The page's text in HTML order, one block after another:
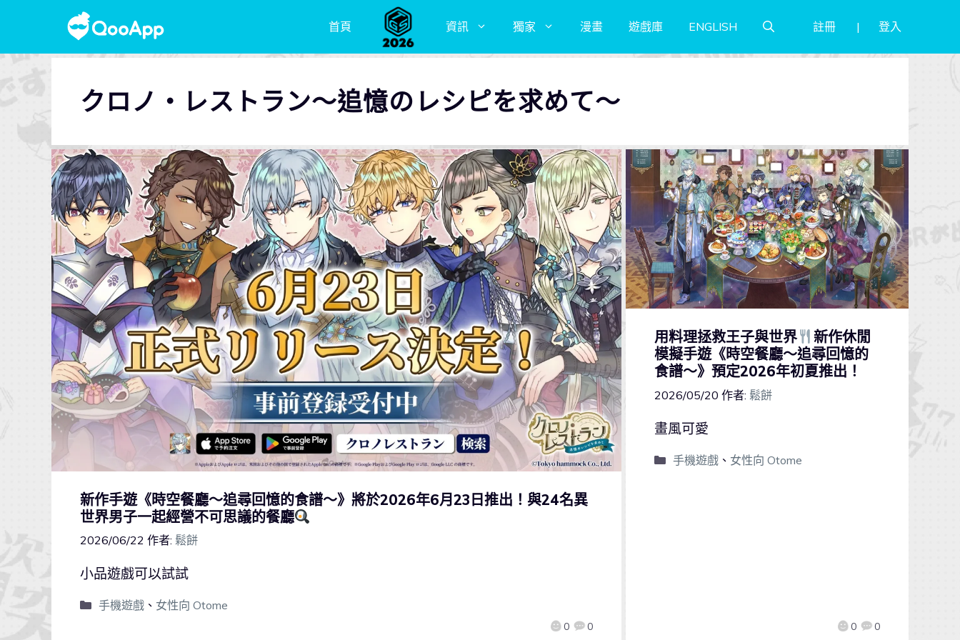
首頁 資訊 獨家 漫畫 遊戲庫 ENGLISH 註冊 登入
クロノ・レストラン〜追憶のレシピを求めて〜
新作手遊《時空餐廳～追尋回憶的食譜～》將於2026年6月23日推出！與24名異
世界男子一起經營不可思議的餐廳
2026/06/22 作者: 鬆餅
0 0
小品遊戲可以試試
手機遊戲、 女性向 Otome
用料理拯救王子與世界
新作休閒
模擬手遊《時空餐廳～追尋回憶的
食譜～》預定2026年初夏推出！
2026/05/20 作者: 鬆餅
0 0
畫風可愛
手機遊戲、 女性向 Otome